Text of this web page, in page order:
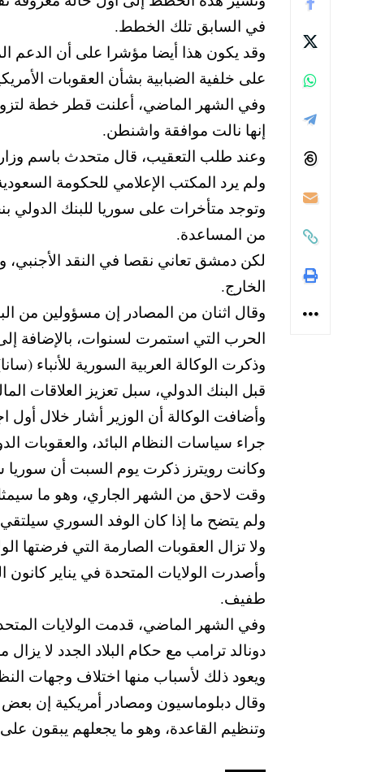
في السابق تلك الخطط.
وقد يكون هذا أيضا مؤشرا على أن الدعم
على خلفية الضبابية بشأن العقوبات
وفي الشهر الماضي، أعلنت قطر خطة
إنها نالت موافقة واشنطن.
وعند طلب التعقيب، قال متحدث باسم
ولم يرد المكتب الإعلامي للحكومة
من المساعدة.
لكن دمشق تعاني نقصا في النقد
الخارج.
وقال اثنان من المصادر إن مسؤولين من
الحرب التي استمرت لسنوات، بالإضافة
وذكرت الوكالة العربية السورية للأنباء
قبل البنك الدولي، سبل تعزيز العلاقات
وأضافت الوكالة أن الوزير أشار خلال أول
جراء سياسات النظام البائد، والعقوبات
وكانت رويترز ذكرت يوم السبت أن سوريا
وقت لاحق من الشهر الجاري، وهو ما
ولم يتضح ما إذا كان الوفد السوري
ولا تزال العقوبات الصارمة التي فرضتها
وأصدرت الولايات المتحدة في يناير
طفيف.
وفي الشهر الماضي، قدمت الولايات
دونالد ترامب مع حكام البلاد الجدد لا يزال
ويعود ذلك لأسباب منها اختلاف وجهات
وقال دبلوماسيون ومصادر أمريكية إن بعض
وتنظيم القاعدة، وهو ما يجعلهم يبقون